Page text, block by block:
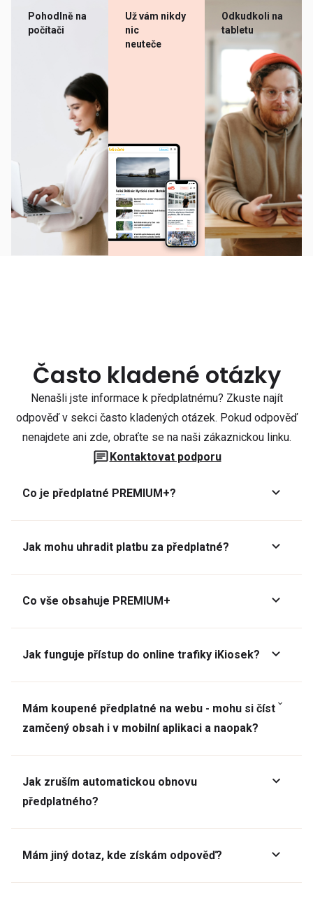
Pohodlně na
počítači
Už vám nikdy
nic
neuteče
Odkudkoli na
tabletu
Často kladené otázky
Nenašli jste informace k předplatnému? Zkuste najít
odpověď v sekci často kladených otázek. Pokud odpověď
nenajdete ani zde, obraťte se na naši zákaznickou linku.
Kontaktovat podporu
Co je předplatné PREMIUM+?
Jak mohu uhradit platbu za předplatné?
Co vše obsahuje PREMIUM+
Jak funguje přístup do online trafiky iKiosek?
Mám koupené předplatné na webu - mohu si číst
zamčený obsah i v mobilní aplikaci a naopak?
Jak zruším automatickou obnovu
předplatného?
Mám jiný dotaz, kde získám odpověď?